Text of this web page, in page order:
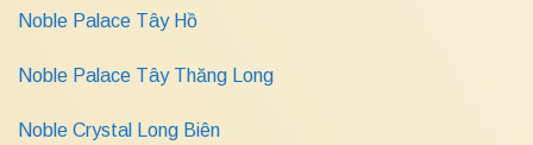
Noble Palace Tây Hồ
Noble Palace Tây Thăng Long
Noble Crystal Long Biên